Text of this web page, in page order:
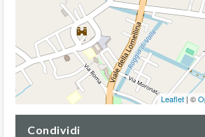
Leaflet | ©
Condividi